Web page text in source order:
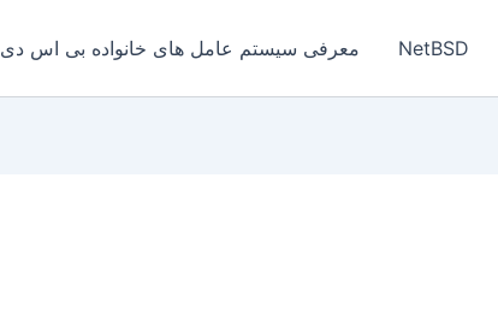
NetBSD معرفی سیستم عامل های خانواده بی‌ اس‌ دی